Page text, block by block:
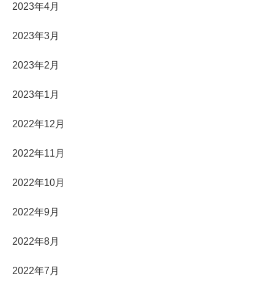
2023年4月
2023年3月
2023年2月
2023年1月
2022年12月
2022年11月
2022年10月
2022年9月
2022年8月
2022年7月